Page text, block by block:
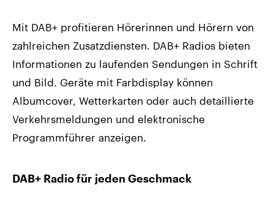
Mit DAB+ profitieren Hörerinnen und Hörern von
zahlreichen Zusatzdiensten. DAB+ Radios bieten
Informationen zu laufenden Sendungen in Schrift
und Bild. Geräte mit Farbdisplay können
Albumcover, Wetterkarten oder auch detaillierte
Verkehrsmeldungen und elektronische
Programmführer anzeigen.
DAB+ Radio für jeden Geschmack